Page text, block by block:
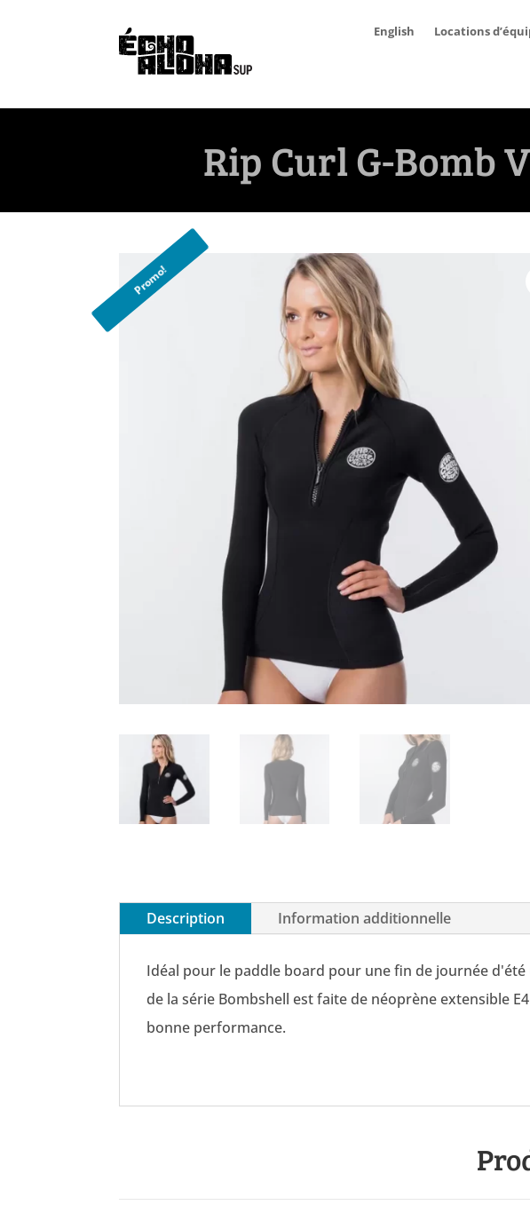
English Locations
Rip Curl G-Bomb
Promo!
Description Information additionnelle
Idéal pour le paddle board pour une fin de journée
de la série Bombshell est faite de néoprène extensible
bonne performance.